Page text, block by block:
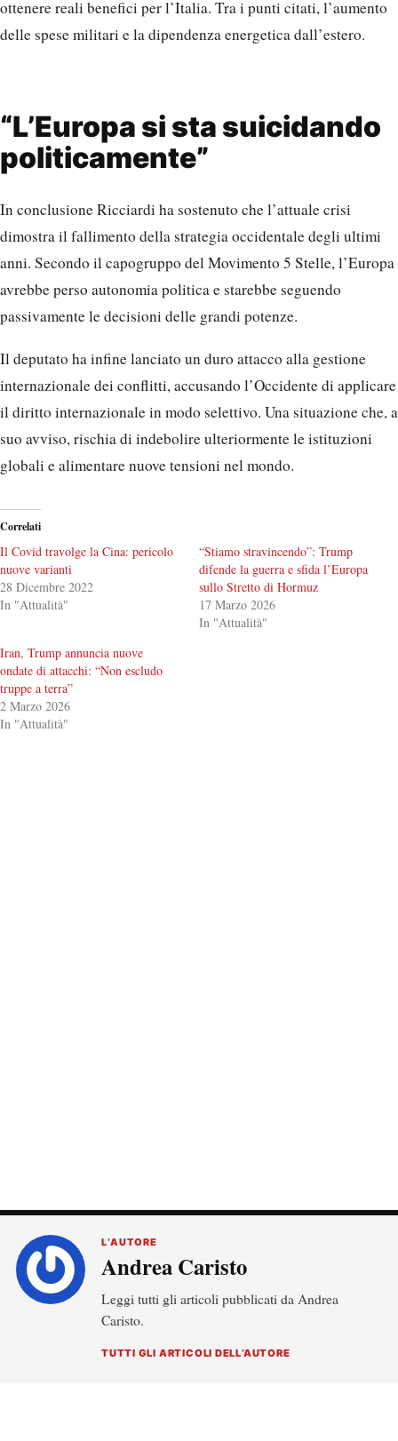
ottenere reali benefici per l’Italia. Tra i punti citati, l’aumento
delle spese militari e la dipendenza energetica dall’estero.
“L’Europa si sta suicidando
politicamente”
In conclusione Ricciardi ha sostenuto che l’attuale crisi
dimostra il fallimento della strategia occidentale degli ultimi
anni. Secondo il capogruppo del Movimento 5 Stelle, l’Europa
avrebbe perso autonomia politica e starebbe seguendo
passivamente le decisioni delle grandi potenze.
Il deputato ha infine lanciato un duro attacco alla gestione
internazionale dei conflitti, accusando l’Occidente di applicare
il diritto internazionale in modo selettivo. Una situazione che, a
suo avviso, rischia di indebolire ulteriormente le istituzioni
globali e alimentare nuove tensioni nel mondo.
Correlati
Il Covid travolge la Cina: pericolo
nuove varianti
28 Dicembre 2022
In "Attualità"
“Stiamo stravincendo”: Trump
difende la guerra e sfida l’Europa
sullo Stretto di Hormuz
17 Marzo 2026
In "Attualità"
Iran, Trump annuncia nuove
ondate di attacchi: “Non escludo
truppe a terra”
2 Marzo 2026
In "Attualità"
L’AUTORE
Andrea Caristo
Leggi tutti gli articoli pubblicati da Andrea
Caristo.
TUTTI GLI ARTICOLI DELL’AUTORE